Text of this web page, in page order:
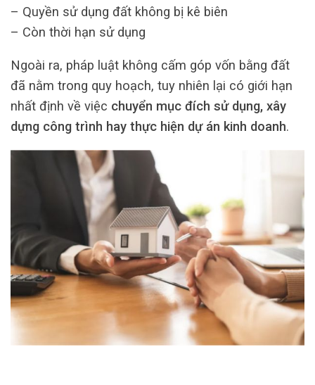
– Quyền sử dụng đất không bị kê biên
– Còn thời hạn sử dụng
Ngoài ra, pháp luật không cấm góp vốn bằng đất
đã nằm trong quy hoạch, tuy nhiên lại có giới hạn
nhất định về việc chuyển mục đích sử dụng, xây
dựng công trình hay thực hiện dự án kinh doanh.